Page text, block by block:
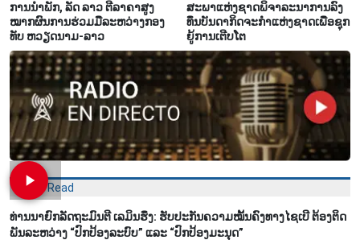
ການ​ນຳ​ພັກ, ລັດ ລາວ ຕີ​ລາ​ຄາ​ສູງ​
ໝາກ​ຜົນ​ການ​ຮ່ວມ​ມື​ລະ​ຫວ່າງກອງ​
ທັບ ຫວຽດ​ນາມ-ລາວ
ສະ​ພາ​ແຫ່ງ​ຊາດ​ພິ​ຈາ​ລະ​ນາ​​ການລົງ​
ທຶນ​ບັນ​ດາ​ກິດ​ຈະ​ກຳ​ແຫ່ງ​ຊາດ​ເພື່ອ​ຊຸກ​
ຍູ້​ການ​ເຕີບ​ໂຕ
Most Read
ທ່ານນາຍົກລັດຖະມົນຕີ ເລມິນຮຶງ: ຮັບປະກັນຄວາມໝັ້ນຄົງທາງໄຊເບີ ຕ້ອງຕິດ
ພັນລະຫວ່າງ “ປົກປ້ອງລະບົບ” ແລະ “ປົກປ້ອງມະນຸດ”